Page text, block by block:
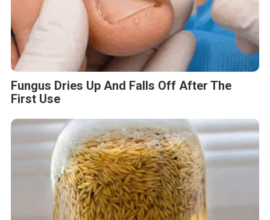
Fungus Dries Up And Falls Off After The
First Use